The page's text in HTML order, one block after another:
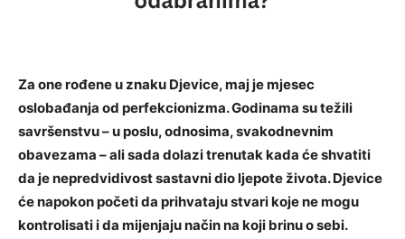
Za one rođene u znaku Djevice, maj je mjesec
oslobađanja od perfekcionizma. Godinama su težili
savršenstvu – u poslu, odnosima, svakodnevnim
obavezama – ali sada dolazi trenutak kada će shvatiti
da je nepredvidivost sastavni dio ljepote života. Djevice
će napokon početi da prihvataju stvari koje ne mogu
kontrolisati i da mijenjaju način na koji brinu o sebi.